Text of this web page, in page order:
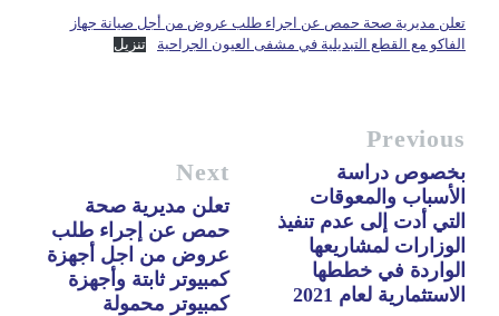
تعلن مديرية صحة حمص عن اجراء طلب عروض من أجل صيانة جهاز
الفاكو مع القطع التبديلية في مشفى العيون الجراحية
تنزيل
Previous
بخصوص دراسة
الأسباب والمعوقات
التي أدت إلى عدم تنفيذ
الوزارات لمشاريعها
الواردة في خططها
الاستثمارية لعام 2021
Next
تعلن مديرية صحة
حمص عن إجراء طلب
عروض من اجل أجهزة
كمبيوتر ثابتة وأجهزة
كمبيوتر محمولة